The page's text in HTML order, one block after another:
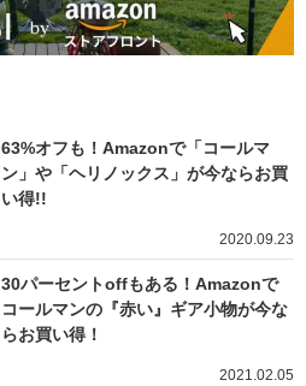
63%オフも！Amazonで「コールマ
ン」や「ヘリノックス」が今ならお買
い得!!
2020.09.23
30パーセントoffもある！Amazonで
コールマンの『赤い』ギア小物が今な
らお買い得！
2021.02.05